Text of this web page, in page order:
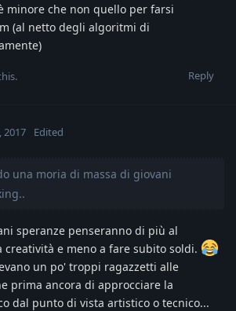
minore che non quello per farsi
(al netto degli algoritmi di
Reply
.
2017 Edited
una moria di massa di giovani
speranze penseranno di più al
e meno a fare subito soldi.
un po' troppi ragazzetti alle
prima ancora di approcciare la
dal punto di vista artistico o tecnico...